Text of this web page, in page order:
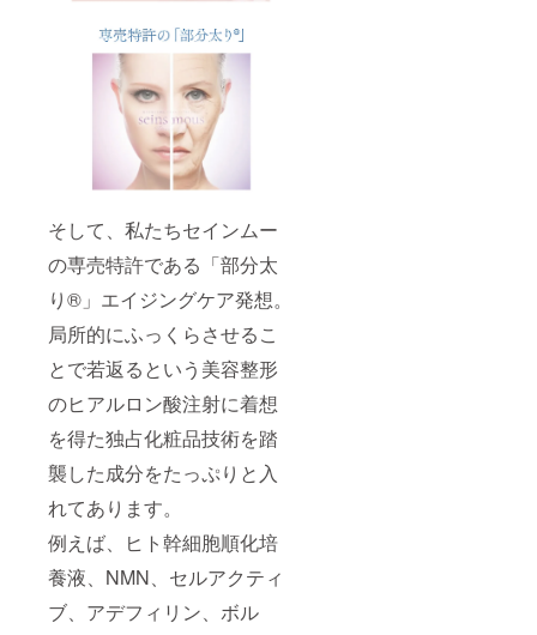
そして、私たちセインムー
の専売特許である「部分太
り®」エイジングケア発想。
局所的にふっくらさせるこ
とで若返るという美容整形
のヒアルロン酸注射に着想
を得た独占化粧品技術を踏
襲した成分をたっぷりと入
れてあります。
例えば、ヒト幹細胞順化培
養液、NMN、セルアクティ
ブ、アデフィリン、ボル